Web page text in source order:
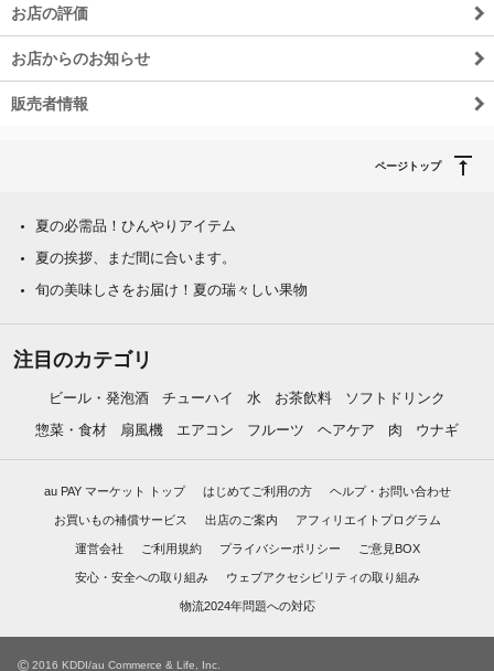
お店の評価
お店からのお知らせ
販売者情報
ページトップ
夏の必需品！ひんやりアイテム
夏の挨拶、まだ間に合います。
旬の美味しさをお届け！夏の瑞々しい果物
注目のカテゴリ
ビール・発泡酒 チューハイ 水 お茶飲料
ソフトドリンク
惣菜・食材
扇風機 エアコン フルーツ ヘアケア 肉 ウナギ
au PAY マーケット トップ はじめてご利用の方 ヘルプ・お問い合わせ
お買いもの補償サービス 出店のご案内 アフィリエイトプログラム
運営会社 ご利用規約 プライバシーポリシー ご意見BOX
安心・安全への取り組み ウェブアクセシビリティの取り組み
物流2024年問題への対応
© 2016 KDDI/au Commerce & Life, Inc.